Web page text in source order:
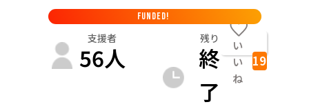
FUNDED!
支援者
56人
残り
終
了
い
い
ね
19